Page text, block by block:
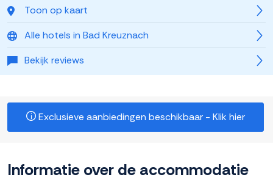
Toon op kaart
Alle hotels in Bad Kreuznach
Bekijk reviews
Exclusieve aanbiedingen beschikbaar - Klik hier
Informatie over de accommodatie